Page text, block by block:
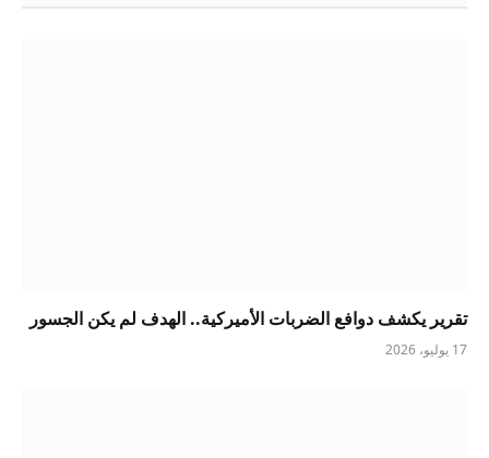
تقرير يكشف دوافع الضربات الأميركية.. الهدف لم يكن الجسور
17 يوليو، 2026